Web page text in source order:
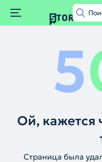
5
Ой, кажется
Страница была